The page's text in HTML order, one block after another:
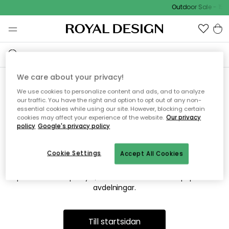
Outdoor Sale -
Vi hittar tyvärr inte sidan du
söker
Detta kan bero på att sidan inte längre finns eller att den har
flyttats. Vi ber om ursäkt för besväret. I menyn ovan kan du
prova att söka på nytt, eller besöka en av våra populära
avdelningar.
Till startsidan
We care about your privacy!
We use cookies to personalize content and ads, and to analyze
our traffic. You have the right and option to opt out of any non-
essential cookies while using our site. However, blocking certain
cookies may affect your experience of the website. Our privacy
policy Google's privacy policy
Accept All Cookies
Cookie Settings